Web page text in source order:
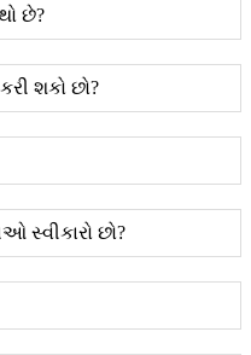
છે?
શકો છો?
સ્વીકારો છો?